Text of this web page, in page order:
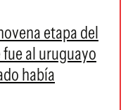
etapa del
al uruguayo
había